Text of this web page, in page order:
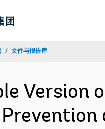
文件与报告库
Version